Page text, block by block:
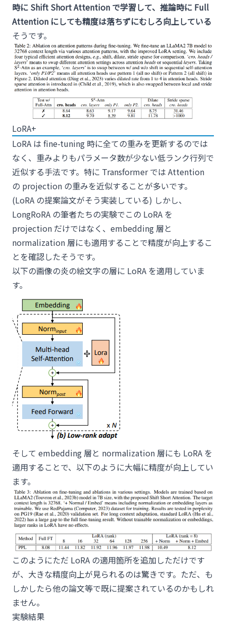
時に Shift Short Attention で学習して、推論時に Full
Attention にしても精度は落ちずにむしろ向上している
そうです。
LoRA+
LoRA は fine-tuning 時に全ての重みを更新するのでは
なく、重みよりもパラメータ数が少ない低ランク行列で
近似する手法です。特に Transformer では Attention
の projection の重みを近似することが多いです。
(LoRA の提案論文がそう実装している) しかし、
LongRoRA の筆者たちの実験でこの LoRA を
projection だけではなく、embedding 層と
normalization 層にも適用することで精度が向上するこ
とを確認したそうです。
以下の画像の炎の絵文字の層に LoRA を適用していま
す。
そして embedding 層と normalization 層にも LoRA を
適用することで、以下のように大幅に精度が向上してい
ます。
このようにただ LoRA の適用箇所を追加しただけです
が、大きな精度向上が見られるのは驚きです。ただ、も
しかしたら他の論文等で既に提案されているのかもしれ
ません。
実験結果